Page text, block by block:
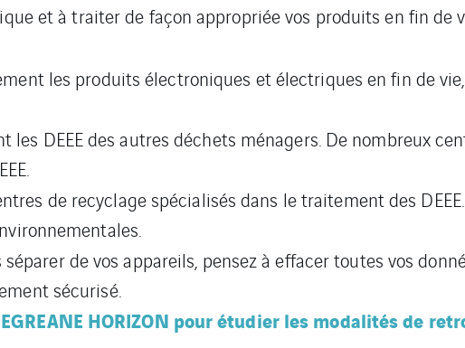
et à traiter de façon appropriée vos produits en fin de
les produits électroniques et électriques en fin de
les DEEE des autres déchets ménagers. De nombreux
de recyclage spécialisés dans le traitement des
séparer de vos appareils, pensez à effacer toutes vos
sécurisé.
HORIZON pour étudier les modalités de